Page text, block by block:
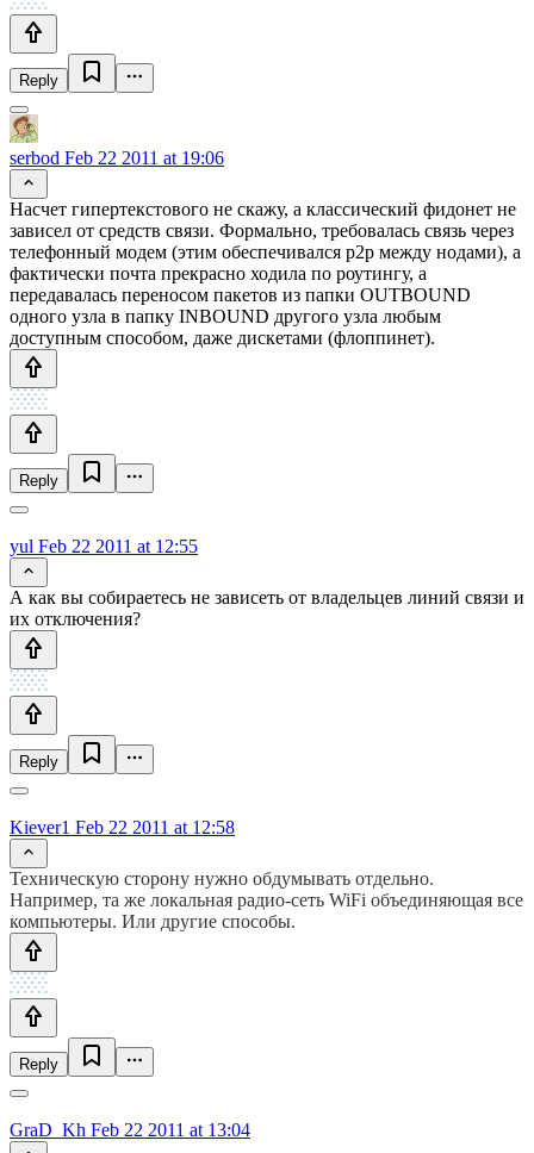
Reply
serbod Feb 22 2011 at 19:06
Насчет гипертекстового не скажу, а классический фидонет не
зависел от средств связи. Формально, требовалась связь через
телефонный модем (этим обеспечивался p2p между нодами), а
фактически почта прекрасно ходила по роутингу, а
передавалась переносом пакетов из папки OUTBOUND
одного узла в папку INBOUND другого узла любым
доступным способом, даже дискетами (флоппинет).
Reply
yul Feb 22 2011 at 12:55
А как вы собираетесь не зависеть от владельцев линий связи и
их отключения?
Reply
Kiever1 Feb 22 2011 at 12:58
Техническую сторону нужно обдумывать отдельно.
Например, та же локальная радио-сеть WiFi объединяющая все
компьютеры. Или другие способы.
Reply
GraD_Kh Feb 22 2011 at 13:04